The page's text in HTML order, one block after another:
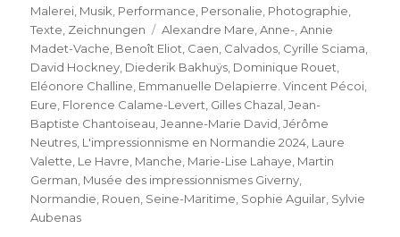
Malerei Musik Performance Personalie Photographie
Texte Zeichnungen Schlagwörter
Alexandre Mare ,Anne- ,Annie
Madet-Vache Benoît Eliot Caen Calvados Cyrille Sciama
David Hockney Diederik Bakhuÿs Dominique Rouet
Eléonore Challine Emmanuelle Delapierre. Vincent Pécoi
Eure Florence Calame-Levert Gilles Chazal ,Jean-
Baptiste Chantoiseau ,Jeanne-Marie David ,Jérôme
Neutres L'impressionnisme en Normandie 2024 Laure
Valette Le Havre Manche Marie-Lise Lahaye Martin
German Musée des impressionnismes Giverny
Normandie Rouen Seine-Maritime Sophie Aguilar Sylvie
Aubenas